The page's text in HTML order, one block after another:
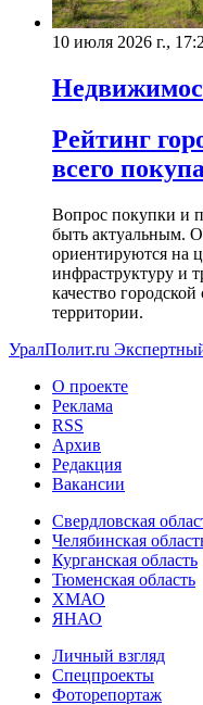
10 июля 2026 г.,
Рейтинг
всего
Вопрос покупки и
быть актуальным.
ориентируются на
инфраструктуру и
качество
территории.
УралПолит.ru
О проекте
Реклама
RSS
Архив
Редакция
Вакансии
Свердловская
Челябинская
Курганская область
Тюменская область
ХМАО
ЯНАО
Личный взгляд
Спецпроекты
Фоторепортаж